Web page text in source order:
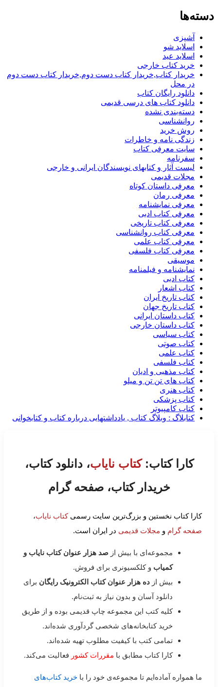
دسته‌ها
آشپزی
اسلاید شو
اسلاید عید
خرید کتاب خارجی
خریدار کتاب,خریدار کتاب دست دوم,خریدار کتاب دست دوم
در محل
دانلود رایگان کتاب
دانلود کتاب های درسی قدیمی
دسته‌بندی نشده
روانشناسی
روش خرید
زندگی نامه و خاطرات
سایت معرفی کتاب
سفرنامه
لیست آثار و کتابهای نویسندگان ایرانی و خارجی
مجلات قدیمی
معرفی داستان کوتاه
معرفی رمان
معرفی نمایشنامه
معرفی کتاب ادبی
معرفی کتاب تاریخی
معرفی کتاب روانشناسی
معرفی کتاب علمی
معرفی کتاب فلسفی
موسیقی
نمایشنامه و فیلمنامه
کتاب ادبی
کتاب اشعار
کتاب تاریخ ایران
کتاب تاریخ جهان
کتاب داستان ایرانی
کتاب داستان خارجی
کتاب سیاسی
کتاب صوتی
کتاب علمی
کتاب فلسفی
کتاب مذهبی و ادیان
کتاب های تن تن و میلو
کتاب هنری
کتاب پزشکی
کتاب کامپیوتر
کتابلاگ : وبلاگ کتاب , یادداشتهایی درباره کتاب و کتابخوانی
کارا کتاب:کتاب نایاب، دانلود کتاب،
خریدار کتاب، صفحه گرام
کارا کتاب نخستین و بزرگ‌ترین سایت رسمیکتاب نایاب،
صفحه گرام و مجلات قدیمی در ایران است.
مجموعه‌ای با بیش از صد هزار عنوان کتاب نایاب و
کمیاب و کلکسیونری برای فروش.
بیش از ده هزار عنوان کتاب الکترونیک رایگان برای
دانلود آسان و بدون نیاز به ثبت‌نام.
کلیه کتب این مجموعه چاپ قدیمی بوده و از طریق
خرید کتابخانه‌های شخصی گردآوری شده‌اند.
تمامی کتب با کیفیت مطلوب تهیه شده‌اند.
کارا کتاب مطابق با مقررات کشور فعالیت می‌کند.
ما همواره آماده‌ایم تا مجموعه‌ی خود را با خرید کتاب‌های